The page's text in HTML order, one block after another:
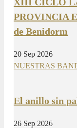
PROVINCIA
de Benidorm
20 Sep 2026
NUESTRAS
El anillo sin
26 Sep 2026